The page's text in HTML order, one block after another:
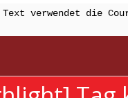
verwendet die